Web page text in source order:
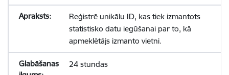
Reģistrē unikālu ID, kas tiek izmantots
statistisko datu iegūšanai par to, kā
apmeklētājs izmanto vietni.
24 stundas